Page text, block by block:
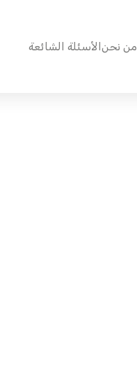
من نحنالأسئلة الشائعة